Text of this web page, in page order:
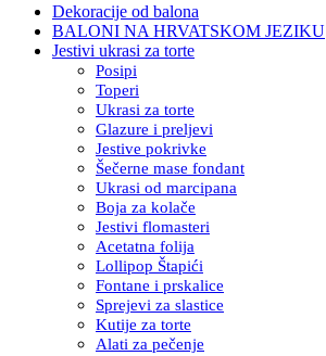
Dekoracije od balona
BALONI NA HRVATSKOM JEZIKU
Jestivi ukrasi za torte
Posipi
Toperi
Ukrasi za torte
Glazure i preljevi
Jestive pokrivke
Šečerne mase fondant
Ukrasi od marcipana
Boja za kolače
Jestivi flomasteri
Acetatna folija
Lollipop Štapići
Fontane i prskalice
Sprejevi za slastice
Kutije za torte
Alati za pečenje